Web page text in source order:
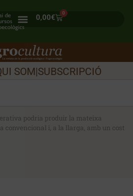
0,00€
0
SOM|SUBSCRIPCIÓ
podria produir la mateixa
convencional i, a la llarga, amb un cost